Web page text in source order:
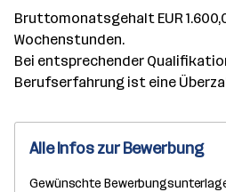
Bruttomonatsgehalt EUR
Wochenstunden.
Bei entsprechender
Berufserfahrung ist eine
Alle Infos zur Bewerbung
Gewünschte